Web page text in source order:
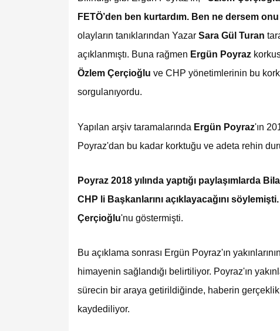
FETÖ’den ben kurtardım. Ben ne dersem
olayların tanıklarından Yazar Sara Gül Turan
açıklanmıştı. Buna rağmen Ergün Poyraz
Özlem Çerçioğlu ve CHP yönetimlerinin bu
sorgulanıyordu.
Yapılan arşiv taramalarında Ergün Poyraz'ın
Poyraz'dan bu kadar korktuğu ve adeta rehin
Poyraz 2018 yılında yaptığı paylaşımlarda
CHP li Başkanlarını açıklayacağını söylemişti.
Çerçioğlu'nu göstermişti.
Bu açıklama sonrası Ergün Poyraz'ın
himayenin sağlandığı belirtiliyor. Poyraz'ın
sürecin bir araya getirildiğinde, haberin gerçeklik
kaydediliyor.